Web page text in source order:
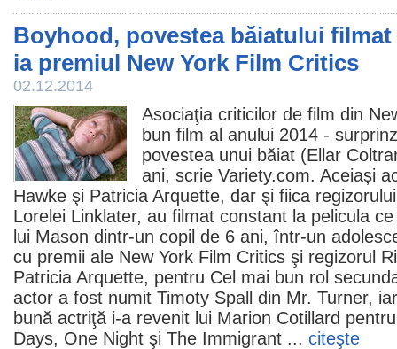
Boyhood, povestea băiatului filmat
ia premiul New York Film Critics
02.12.2014
Asociaţia criticilor de film din
bun film al anului 2014 -
povestea unui băiat (Ellar
ani, scrie Variety.com. Aceiași
Hawke şi Patricia Arquette, dar şi fiica
Lorelei Linklater, au filmat constant la pelicula
lui Mason dintr-un copil de 6 ani, într-un
cu premii ale New York Film Critics şi regizorul
Patricia Arquette, pentru Cel mai bun rol
actor a fost numit Timoty Spall din Mr. Turner,
bună actriţă i-a revenit lui Marion Cotillard
Days, One Night şi The Immigrant ... citeşte